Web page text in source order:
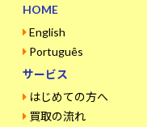
HOME
English
Português
サービス
はじめての方へ
買取の流れ